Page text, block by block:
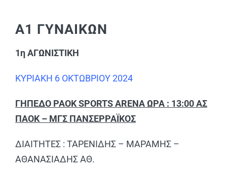
Α1 ΓΥΝΑΙΚΩΝ
1η ΑΓΩΝΙΣΤΙΚΗ
ΚΥΡΙΑΚΗ 6 ΟΚΤΩΒΡΙΟΥ 2024
ΓΗΠΕΔΟ PAOK SPORTS ARENA ΩΡΑ : 13:00 ΑΣ
ΠΑΟΚ – ΜΓΣ ΠΑΝΣΕΡΡΑΪΚΟΣ
ΔΙΑΙΤΗΤΕΣ : ΤΑΡΕΝΙΔΗΣ – ΜΑΡΑΜΗΣ –
ΑΘΑΝΑΣΙΑΔΗΣ ΑΘ.